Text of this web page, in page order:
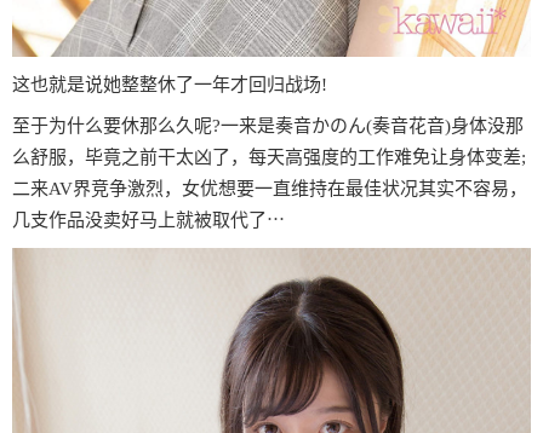
这也就是说她整整休了一年才回归战场!
至于为什么要休那么久呢?一来是奏音かのん(奏音花音)身体没那
么舒服，毕竟之前干太凶了，每天高强度的工作难免让身体变差;
二来AV界竞争激烈，女优想要一直维持在最佳状况其实不容易，
几支作品没卖好马上就被取代了⋯